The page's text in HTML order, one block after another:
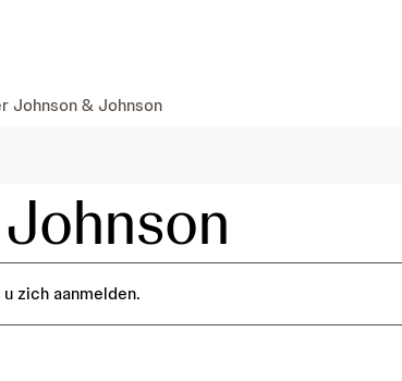
Johnson & Johnson
zich aanmelden.